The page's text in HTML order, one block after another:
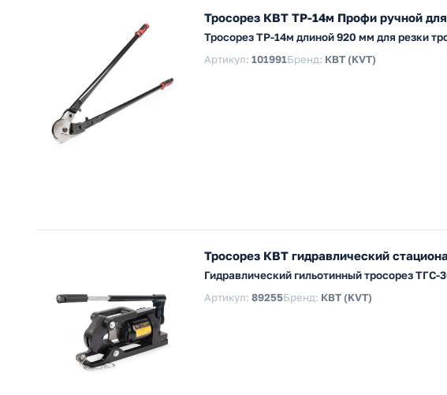
Тросорез КВТ ТР-14м Профи ручной
Тросорез ТР-14м длиной 920 мм для резки
Артикул: 101991Бренд: КВТ (KVT)
Тросорез КВТ гидравлический
Гидравлический гильотинный тросорез ТГС-
Артикул: 89255Бренд: КВТ (KVT)